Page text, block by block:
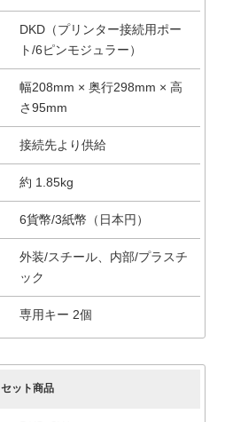
DKD（プリンター接続用ポー
ト/6ピンモジュラー）
幅208mm × 奥行298mm × 高
さ95mm
接続先より供給
約 1.85kg
6貨幣/3紙幣（日本円）
外装/スチール、内部/プラスチ
ック
専用キー 2個
セット商品